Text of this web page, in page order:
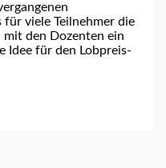
für viele Teilnehmer die
mit den Dozenten ein
Idee für den Lobpreis-